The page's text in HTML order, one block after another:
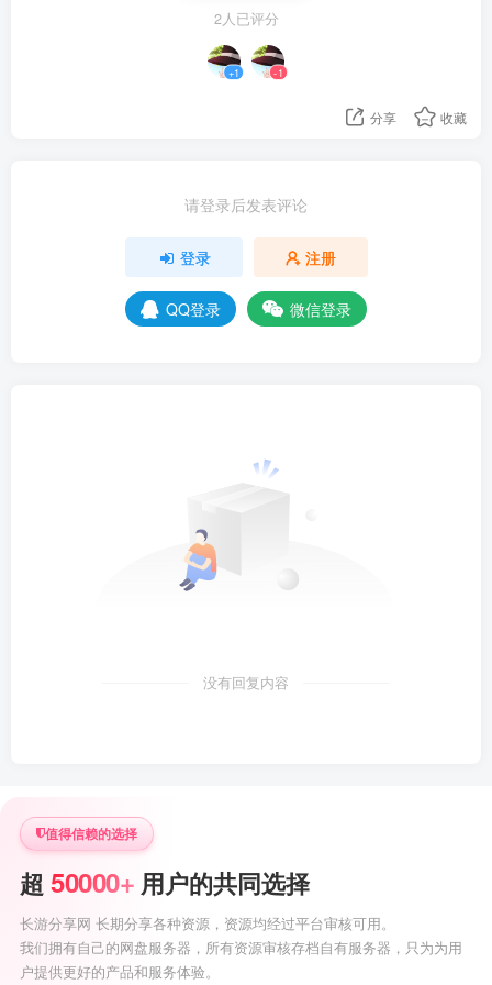
2人已评分
+1 -1
分享 收藏
请登录后发表评论
登录 注册
QQ登录 微信登录
没有回复内容
值得信赖的选择
超 50000+ 用户的共同选择
长游分享网 长期分享各种资源，资源均经过平台审核可用。
我们拥有自己的网盘服务器，所有资源审核存档自有服务器，只为为用
户提供更好的产品和服务体验。